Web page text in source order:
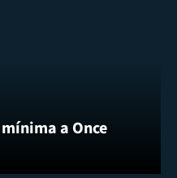
a Once